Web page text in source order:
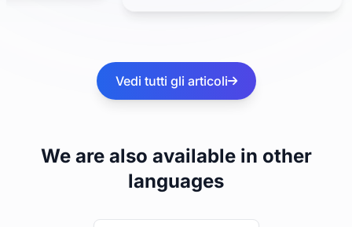
Vedi tutti gli articoli
We are also available in other
languages